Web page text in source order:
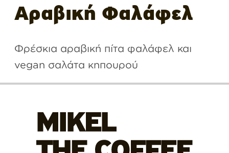
Αραβική Φαλάφελ
Φρέσκια αραβική πίτα φαλάφελ και
vegan σαλάτα κηπουρού